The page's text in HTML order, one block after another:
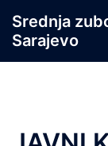
content
Srednja
Sarajevo